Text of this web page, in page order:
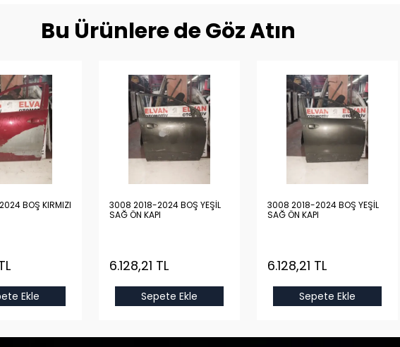
Bu Ürünlere de Göz Atın
BOŞ KIRMIZI
Ekle
3008 2018-2024 BOŞ YEŞİL
SAĞ ÖN KAPI
6.128,21 TL
Sepete Ekle
3008 2018-2024 BOŞ YEŞİL
SAĞ ÖN KAPI
6.128,21 TL
Sepete Ekle